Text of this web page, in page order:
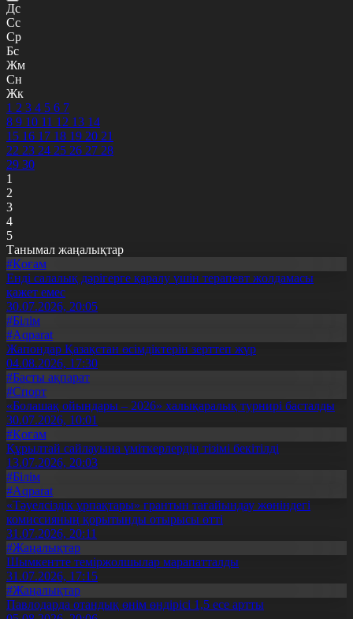
Дс
Сс
Ср
Бс
Жм
Сн
Жк
1 2 3 4 5 6 7
8 9 10 11 12 13 14
15 16 17 18 19 20 21
22 23 24 25 26 27 28
29 30
1
2
3
4
5
Танымал жаңалықтар
#Қоғам
Енді салалық дәрігерге қаралу үшін терапевт жолдамасы
қажет емес
30.07.2026, 20:05
#Білім
#Aqparat
Жапондар Қазақстан өсімдіктерін зерттеп жүр
04.08.2026, 17:30
#Басты ақпарат
#Спорт
«Болашақ ойындары – 2026» халықаралық турнирі басталды
30.07.2026, 10:01
#Қоғам
Құрылтай сайлауына үміткерлердің тізімі бекітілді
13.07.2026, 20:03
#Білім
#Aqparat
«Тәуелсіздік ұрпақтары» грантын тағайындау жөніндегі
комиссияның қорытынды отырысы өтті
31.07.2026, 20:11
#Жаңалықтар
Шымкентте теміржолшылар марапатталды
31.07.2026, 17:15
#Жаңалықтар
Павлодарда отандық өнім өндірісі 1,5 есе артты